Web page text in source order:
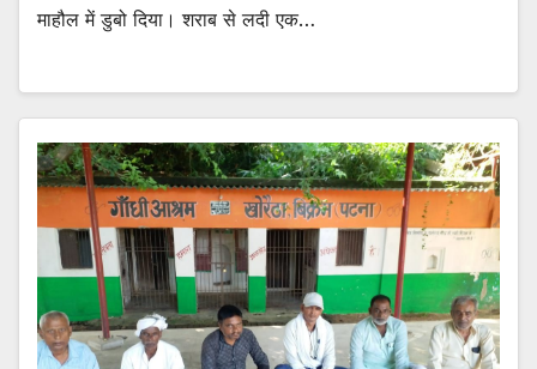
माहौल में डुबो दिया। शराब से लदी एक…